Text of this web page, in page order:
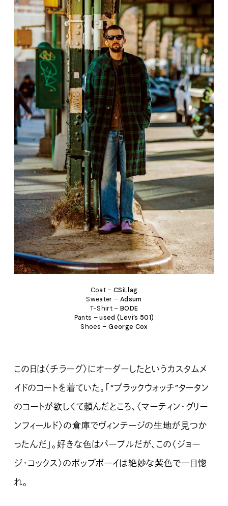
Coat – CSiLlag
Sweater – Adsum
T-Shirt –BODE
Pants –used (Levi’s 501)
Shoes –George Cox
この日は〈チラーグ〉にオーダーしたというカスタムメ
イドのコートを着ていた。「“ブラックウォッチ”タータン
のコートが欲しくて頼んだところ、〈マーティン・グリー
ンフィールド〉の倉庫でヴィンテージの生地が見つか
ったんだ」。好きな色はパープルだが、この〈ジョー
ジ・コックス〉のポップボーイは絶妙な紫色で一目惚
れ。